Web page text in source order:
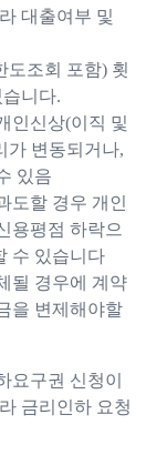
대출여부 및
조회 포함) 횟
니다.
인신상(이직 및
가 변동되거나,
있음
도할 경우 개인
용평점 하락으
수 있습니다
될 경우에 계약
을 변제해야할
구권 신청이
금리인하 요청